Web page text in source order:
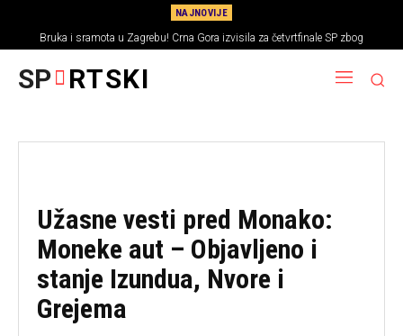
NAJNOVIJE
Bruka i sramota u Zagrebu! Crna Gora izvisila za četvrtfinale SP zbog
bizarnog sistema bodovanja
SP RTSKI
Užasne vesti pred Monako:
Moneke aut – Objavljeno i
stanje Izundua, Nvore i
Grejema